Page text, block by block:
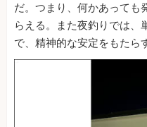
だ。つまり、何かあっても
らえる。また夜釣りでは、
で、精神的な安定をもたら